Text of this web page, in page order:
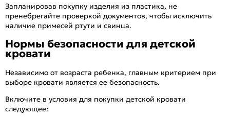
Запланировав покупку изделия из пластика, не
пренебрегайте проверкой документов, чтобы исключить
наличие примесей ртути и свинца.
Нормы безопасности для детской
кровати
Независимо от возраста ребенка, главным критерием при
выборе кровати является ее безопасность.
Включите в условия для покупки детской кровати
следующее: